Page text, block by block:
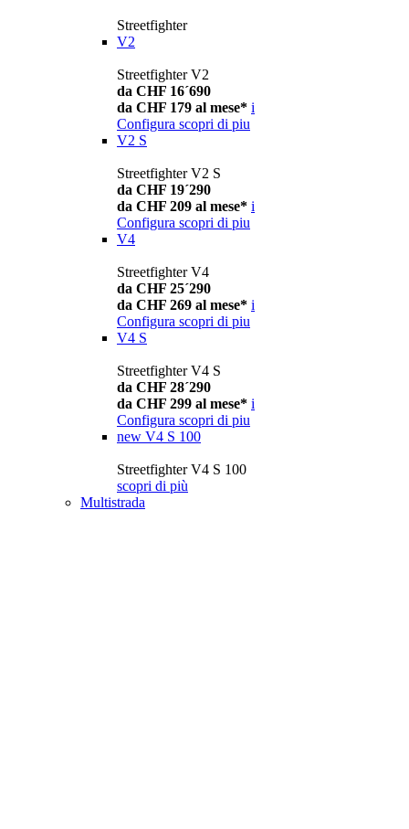
Streetfighter
V2
Streetfighter V2
da CHF 16´690
da CHF 179 al mese* i
Configura scopri di piu
V2 S
Streetfighter V2 S
da CHF 19´290
da CHF 209 al mese* i
Configura scopri di piu
V4
Streetfighter V4
da CHF 25´290
da CHF 269 al mese* i
Configura scopri di piu
V4 S
Streetfighter V4 S
da CHF 28´290
da CHF 299 al mese* i
Configura scopri di piu
new V4 S 100
Streetfighter V4 S 100
scopri di più
Multistrada